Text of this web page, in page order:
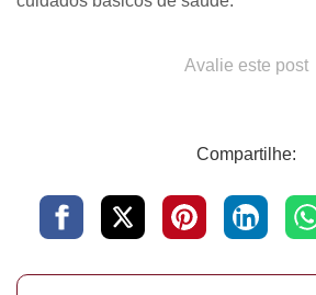
Avalie este post
Compartilhe: